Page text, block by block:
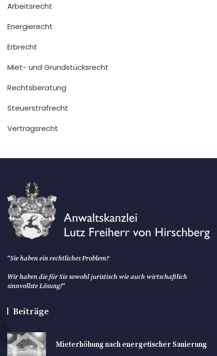
Arbeitsrecht
Energierecht
Erbrecht
Miet- und Grundstücksrecht
Rechtsberatung
Steuerstrafrecht
Vertragsrecht
"Sie haben ein rechtliches Problem?
Wir haben die für Sie sowohl juristisch wie auch wirtschaftlich
sinnvollste Lösung!"
Beiträge
Mieterhöhung nach energetischer Sanierung